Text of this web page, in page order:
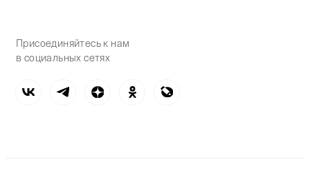
Присоединяйтесь к нам
в социальных сетях